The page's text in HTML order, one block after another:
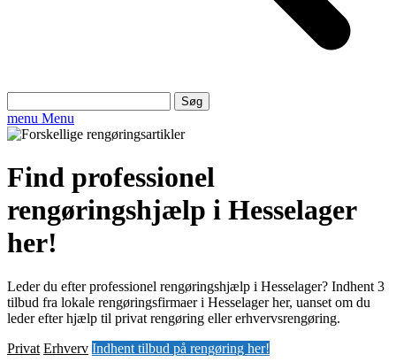
efter:
menu Menu
Find professionel
rengøringshjælp i Hesselager
her!
Leder du efter professionel rengøringshjælp i Hesselager? Indhent 3
tilbud fra lokale rengøringsfirmaer i Hesselager her, uanset om du
leder efter hjælp til privat rengøring eller erhvervsrengøring.
Privat Erhverv Indhent tilbud på rengøring her!